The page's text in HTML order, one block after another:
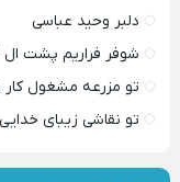
دلبر وحید عباسی
شوفر فراریم پشت
تو مزرعه مشغول
تو نقاشی زیبای